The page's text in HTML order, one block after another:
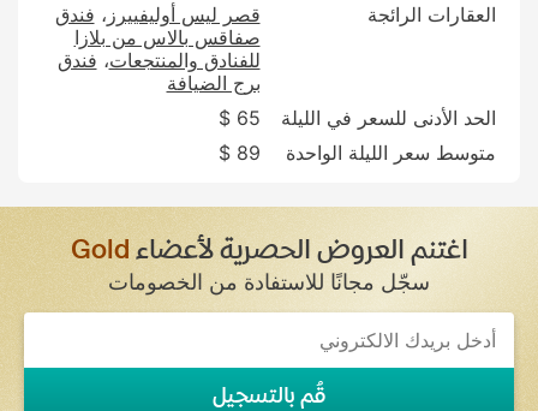
العقارات الرائجة
قصر ليس أوليفييرز
فندق
صفاقس بالاس من بلازا
للفنادق والمنتجعات فندق
برج الضيافة
الحد الأدنى للسعر في الليلة
65 $
متوسط سعر الليلة الواحدة
89 $
اغتنم العروض الحصرية لأعضاءGold
سجّل مجانًا للاستفادة من الخصومات
قُم بالتسجيل